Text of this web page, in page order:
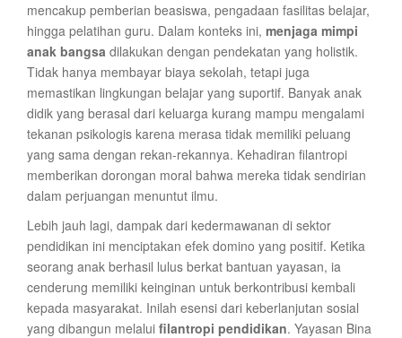
mencakup pemberian beasiswa, pengadaan fasilitas belajar,
hingga pelatihan guru. Dalam konteks ini, menjaga mimpi
anak bangsa dilakukan dengan pendekatan yang holistik.
Tidak hanya membayar biaya sekolah, tetapi juga
memastikan lingkungan belajar yang suportif. Banyak anak
didik yang berasal dari keluarga kurang mampu mengalami
tekanan psikologis karena merasa tidak memiliki peluang
yang sama dengan rekan-rekannya. Kehadiran filantropi
memberikan dorongan moral bahwa mereka tidak sendirian
dalam perjuangan menuntut ilmu.
Lebih jauh lagi, dampak dari kedermawanan di sektor
pendidikan ini menciptakan efek domino yang positif. Ketika
seorang anak berhasil lulus berkat bantuan yayasan, ia
cenderung memiliki keinginan untuk berkontribusi kembali
kepada masyarakat. Inilah esensi dari keberlanjutan sosial
yang dibangun melalui filantropi pendidikan. Yayasan Bina